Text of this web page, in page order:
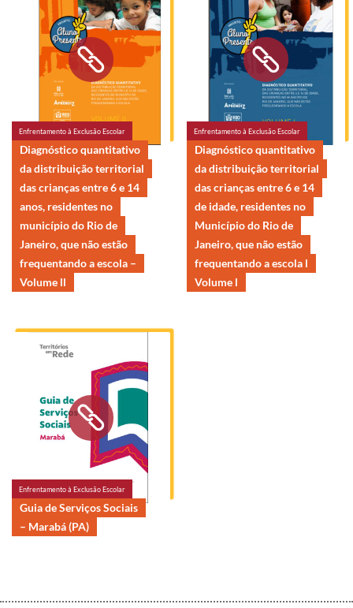
Enfrentamento à Exclusão Escolar
Diagnóstico quantitativo
da distribuição territorial
das crianças entre 6 e 14
anos, residentes no
município do Rio de
Janeiro, que não estão
frequentando a escola –
Volume ll
Enfrentamento à Exclusão Escolar
Diagnóstico quantitativo
da distribuição territorial
das crianças entre 6 e 14
de idade, residentes no
Município do Rio de
Janeiro, que não estão
frequentando a escola l
Volume l
Enfrentamento à Exclusão Escolar
Guia de Serviços Sociais
– Marabá (PA)